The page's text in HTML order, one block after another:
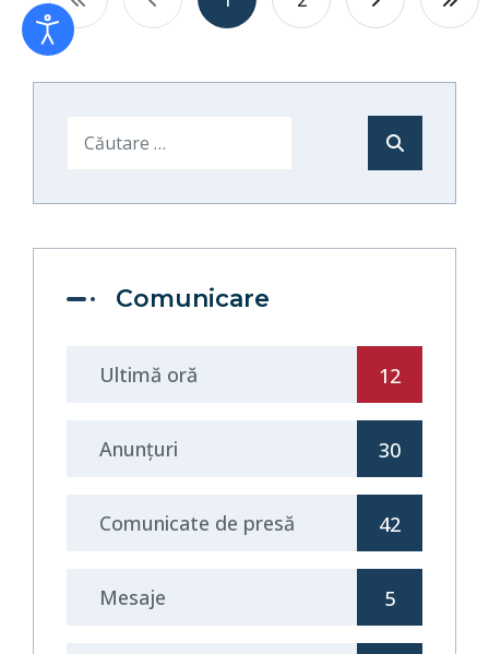
Comunicare
Ultimă oră 12
Anunţuri 30
Comunicate de presă 42
Mesaje 5